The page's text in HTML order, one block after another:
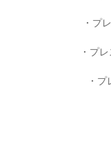
プ
プ
プ